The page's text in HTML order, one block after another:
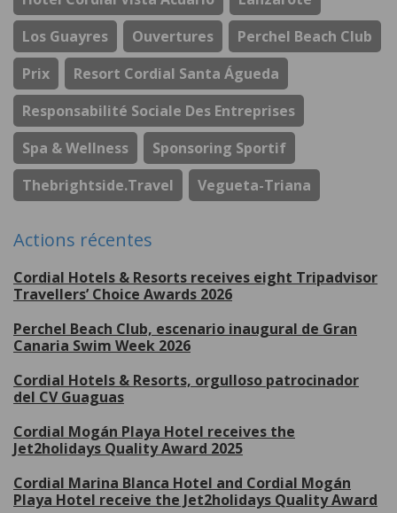
Los Guayres
Ouvertures
Perchel Beach Club
Prix
Resort Cordial Santa Águeda
Responsabilité Sociale Des Entreprises
Spa & Wellness
Sponsoring Sportif
Thebrightside.travel
Vegueta-Triana
Actions récentes
Cordial Hotels & Resorts receives eight Tripadvisor
Travellers’ Choice Awards 2026
Perchel Beach Club, escenario inaugural de Gran
Canaria Swim Week 2026
Cordial Hotels & Resorts, orgulloso patrocinador
del CV Guaguas
Cordial Mogán Playa Hotel receives the
Jet2holidays Quality Award 2025
Cordial Marina Blanca Hotel and Cordial Mogán
Playa Hotel receive the Jet2holidays Quality Award